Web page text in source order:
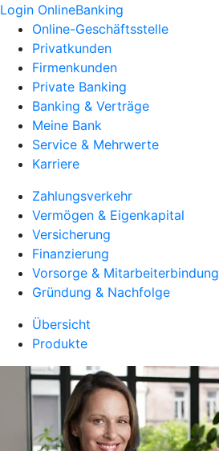
Login OnlineBanking
Online-Geschäftsstelle
Privatkunden
Firmenkunden
Private Banking
Banking & Verträge
Meine Bank
Service & Mehrwerte
Karriere
Zahlungsverkehr
Vermögen & Eigenkapital
Versicherung
Finanzierung
Vorsorge & Mitarbeiterbindung
Gründung & Nachfolge
Übersicht
Produkte